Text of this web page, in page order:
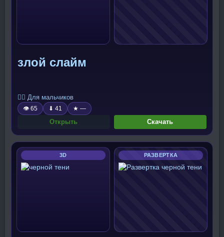
злой слайм
🧍‍♂️ Для мальчиков
👁 65 ⬇ 41 ★ —
Открыть Скачать
3D РАЗВЕРТКА